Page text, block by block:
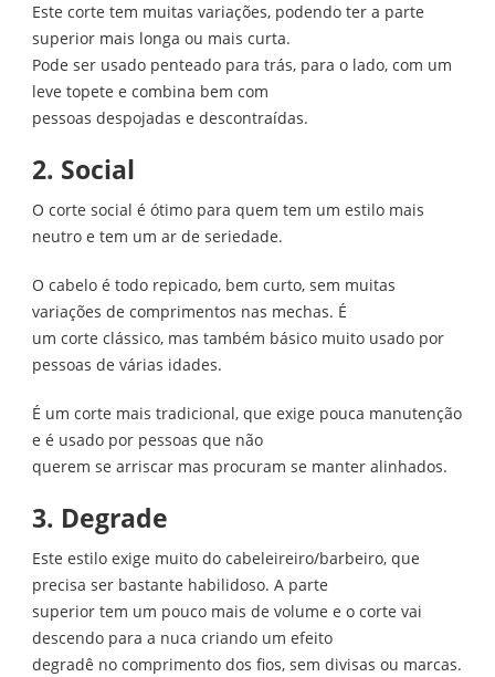
Este corte tem muitas variações, podendo ter a parte
superior mais longa ou mais curta.
Pode ser usado penteado para trás, para o lado, com um
leve topete e combina bem com
pessoas despojadas e descontraídas.
2. Social
O corte social é ótimo para quem tem um estilo mais
neutro e tem um ar de seriedade.
O cabelo é todo repicado, bem curto, sem muitas
variações de comprimentos nas mechas. É
um corte clássico, mas também básico muito usado por
pessoas de várias idades.
É um corte mais tradicional, que exige pouca manutenção
e é usado por pessoas que não
querem se arriscar mas procuram se manter alinhados.
3. Degrade
Este estilo exige muito do cabeleireiro/barbeiro, que
precisa ser bastante habilidoso. A parte
superior tem um pouco mais de volume e o corte vai
descendo para a nuca criando um efeito
degradê no comprimento dos fios, sem divisas ou marcas.